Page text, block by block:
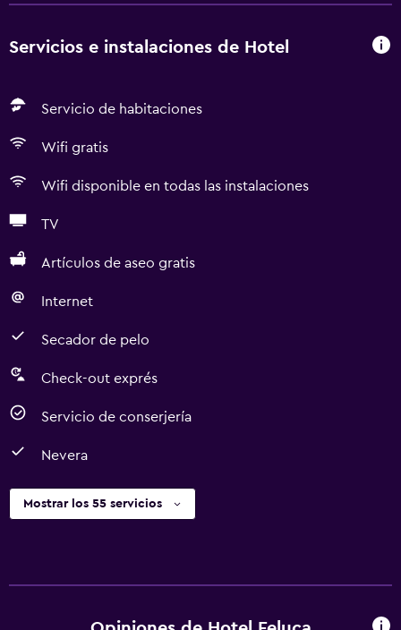
Servicios e instalaciones de Hotel
Servicio de habitaciones
Wifi gratis
Wifi disponible en todas las instalaciones
TV
Artículos de aseo gratis
Internet
Secador de pelo
Check-out exprés
Servicio de conserjería
Nevera
Mostrar los 55 servicios